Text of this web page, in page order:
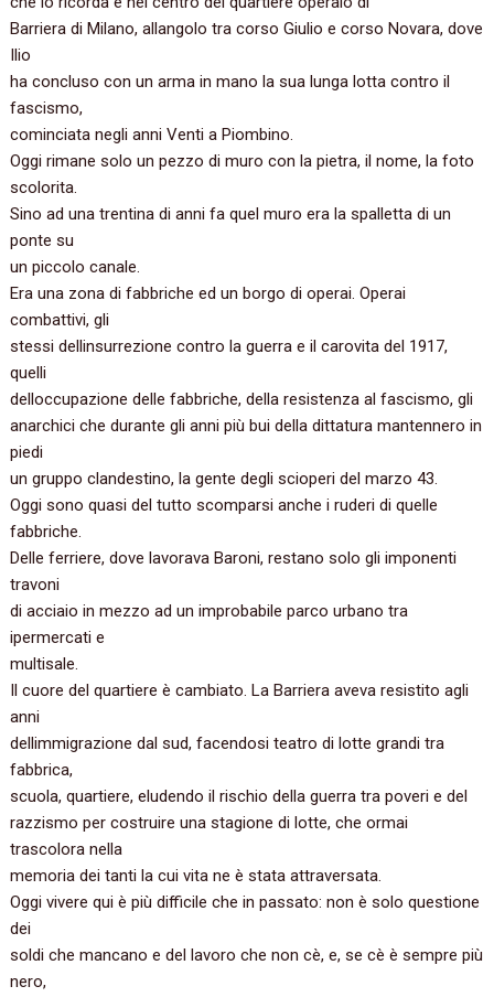
Barriera di Milano, allangolo tra corso Giulio e corso Novara, dove
Ilio
ha concluso con un arma in mano la sua lunga lotta contro il
fascismo,
cominciata negli anni Venti a Piombino.
Oggi rimane solo un pezzo di muro con la pietra, il nome, la foto
scolorita.
Sino ad una trentina di anni fa quel muro era la spalletta di un
ponte su
un piccolo canale.
Era una zona di fabbriche ed un borgo di operai. Operai
combattivi, gli
stessi dellinsurrezione contro la guerra e il carovita del 1917,
quelli
delloccupazione delle fabbriche, della resistenza al fascismo, gli
anarchici che durante gli anni più bui della dittatura mantennero in
piedi
un gruppo clandestino, la gente degli scioperi del marzo 43.
Oggi sono quasi del tutto scomparsi anche i ruderi di quelle
fabbriche.
Delle ferriere, dove lavorava Baroni, restano solo gli imponenti
travoni
di acciaio in mezzo ad un improbabile parco urbano tra
ipermercati e
multisale.
Il cuore del quartiere è cambiato. La Barriera aveva resistito agli
anni
dellimmigrazione dal sud, facendosi teatro di lotte grandi tra
fabbrica,
scuola, quartiere, eludendo il rischio della guerra tra poveri e del
razzismo per costruire una stagione di lotte, che ormai
trascolora nella
memoria dei tanti la cui vita ne è stata attraversata.
Oggi vivere qui è più difficile che in passato: non è solo questione
dei
soldi che mancano e del lavoro che non cè, e, se cè è sempre più
nero,